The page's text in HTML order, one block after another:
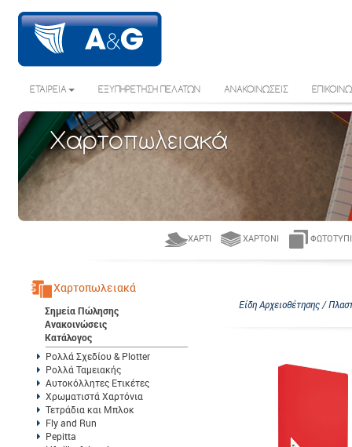
ΕΤΑΙΡΕΙΑ ΕΞΥΠΗΡΕΤΗΣΗ ΠΕΛΑΤΩΝ ΑΝΑΚΟΙΝΩΣΕΙΣ
Χαρτοπωλειακά
ΧΑΡΤΊ ΧΑΡΤΌΝΙ
Χαρτοπωλειακά
Σημεία Πώλησης
Ανακοινώσεις
Κατάλογος
Ρολλά Σχεδίου & Plotter
Ρολλά Ταμειακής
Αυτοκόλλητες Ετικέτες
Χρωματιστά Χαρτόνια
Τετράδια και Μπλοκ
Fly and Run
Pepitta
Είδη Αρχειοθέτησης /